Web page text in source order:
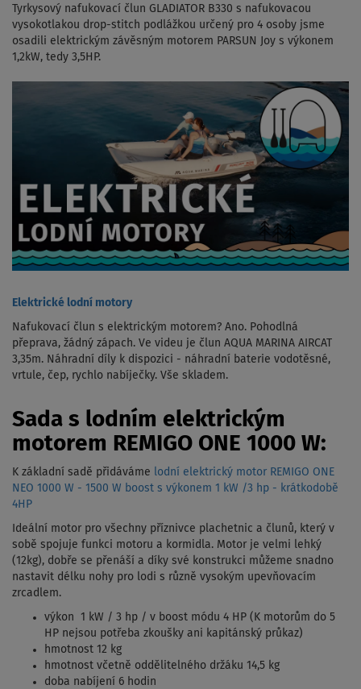
Tyrkysový nafukovací člun GLADIATOR B330 s nafukovacou
vysokotlakou drop-stitch podlážkou určený pro 4 osoby jsme
osadili elektrickým závěsným motorem PARSUN Joy s výkonem
1,2kW, tedy 3,5HP.
Elektrické lodní motory
Nafukovací člun s elektrickým motorem? Ano. Pohodlná
přeprava, žádný zápach. Ve videu je člun AQUA MARINA AIRCAT
3,35m. Náhradní díly k dispozici - náhradní baterie vodotěsné,
vrtule, čep, rychlo nabíječky. Vše skladem.
Sada s lodním elektrickým
motorem REMIGO ONE 1000 W:
K základní sadě přidáváme lodní elektrický motor REMIGO ONE
NEO 1000 W - 1500 W boost s výkonem 1 kW /3 hp - krátkodobě
4HP
Ideální motor pro všechny příznivce plachetnic a člunů, který v
sobě spojuje funkci motoru a kormidla. Motor je velmi lehký
(12kg), dobře se přenáší a díky své konstrukci můžeme snadno
nastavit délku nohy pro lodi s různě vysokým upevňovacím
zrcadlem.
výkon 1 kW / 3 hp / v boost módu 4 HP (K motorům do 5
HP nejsou potřeba zkoušky ani kapitánský průkaz)
hmotnost 12 kg
hmotnost včetně oddělitelného držáku 14,5 kg
doba nabíjení 6 hodin